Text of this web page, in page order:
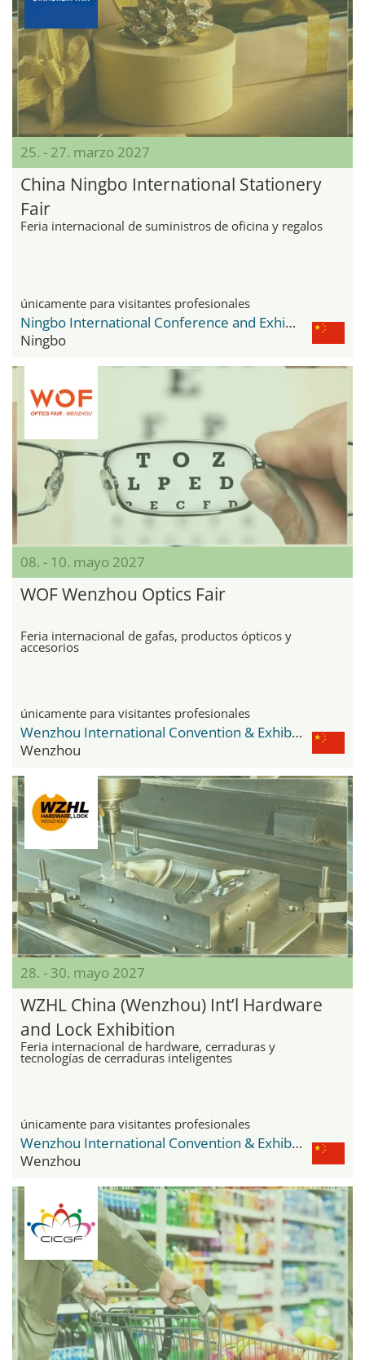
25. - 27. marzo 2027
China Ningbo International Stationery
Fair
Feria internacional de suministros de oficina y regalos
únicamente para visitantes profesionales
Ningbo International Conference and Exhibition Center
Ningbo
08. - 10. mayo 2027
WOF Wenzhou Optics Fair
Feria internacional de gafas, productos ópticos y
accesorios
únicamente para visitantes profesionales
Wenzhou International Convention & Exhibition Center
Wenzhou
28. - 30. mayo 2027
WZHL China (Wenzhou) Int’l Hardware
and Lock Exhibition
Feria internacional de hardware, cerraduras y
tecnologías de cerraduras inteligentes
únicamente para visitantes profesionales
Wenzhou International Convention & Exhibition Center
Wenzhou